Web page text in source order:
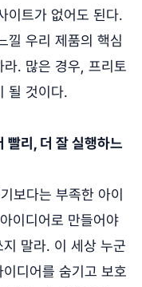
이트가 없어도 된다.
낄 우리 제품의 핵심
. 많은 경우, 프리토
될 것이다.
빨리, 더 잘 실행하느
보다는 부족한 아이
이디어로 만들어야
말라. 이 세상 누군
디어를 숨기고 보호